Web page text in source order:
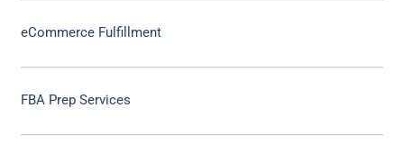
eCommerce Fulfillment
FBA Prep Services